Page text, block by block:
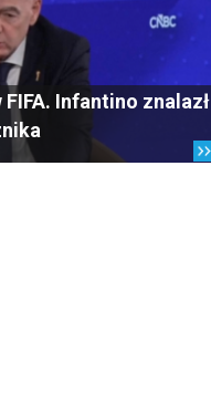
FIFA. Infantino znalazł